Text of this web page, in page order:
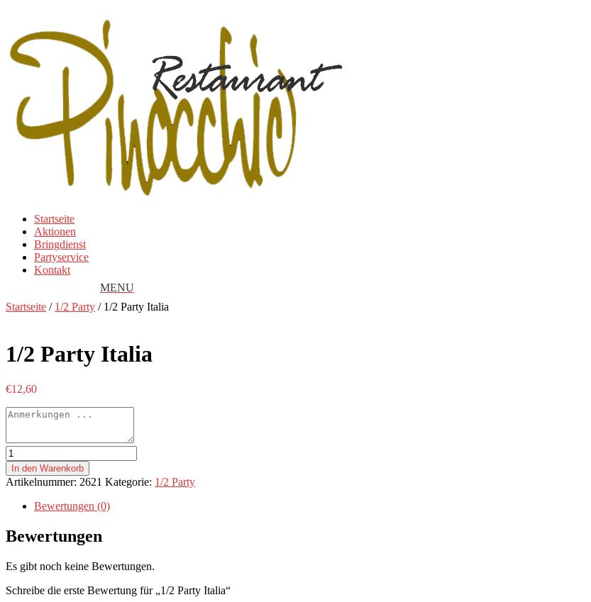
Startseite
Aktionen
Bringdienst
Partyservice
Kontakt
Startseite / 1/2 Party / 1/2 Party Italia
1/2 Party Italia
€12,60
1/2
Party
Italia
Menge
In den Warenkorb
Artikelnummer: 2621 Kategorie: 1/2 Party
Bewertungen (0)
Bewertungen
Es gibt noch keine Bewertungen.
Schreibe die erste Bewertung für „1/2 Party Italia“